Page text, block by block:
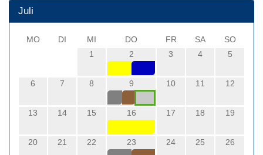
Juli
MO DI MI DO FR SA
SO
1
2 3 4 5
6 7 8 9 10 11 12
13 14 15 16 17 18 19
20 21 22 23 24 25 26